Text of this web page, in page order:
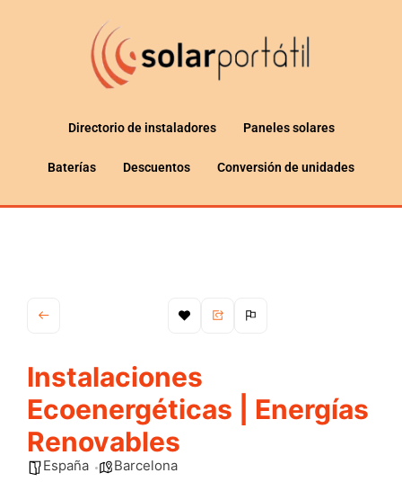
Directorio de instaladores Paneles solares
Baterías Descuentos Conversión de unidades
Instalaciones
Ecoenergéticas | Energías
Renovables
España Barcelona